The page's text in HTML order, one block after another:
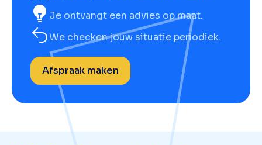
Je ontvangt een advies op maat.
We checken jouw situatie periodiek.
Afspraak maken